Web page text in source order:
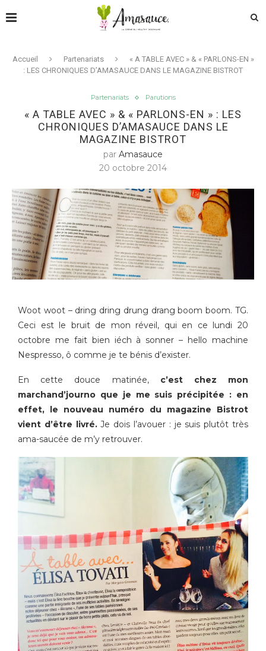
Accueil Partenariats
« A TABLE AVEC » & « PARLONS-EN »
: LES CHRONIQUES D’AMASAUCE DANS LE MAGAZINE BISTROT
Partenariats Parutions
« A TABLE AVEC » & « PARLONS-EN » : LES
CHRONIQUES D’AMASAUCE DANS LE
MAGAZINE BISTROT
par Amasauce
20 octobre 2014
Woot woot – dring dring drung drang boom boom. TG.
Ceci est le bruit de mon réveil, qui en ce lundi 20
octobre me fait bien iéch à sonner – hello machine
Nespresso, ô comme je te bénis d’exister.
En cette douce matinée, c’est chez mon
marchand’journo que je me suis précipitée : en
effet, le nouveau numéro du magazine Bistrot
vient d’être livré.Je dois l’avouer : je suis plutôt très
ama-saucée de m’y retrouver.